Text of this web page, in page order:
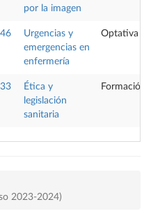
por la imagen
Urgencias y
emergencias en
enfermería
Optativa
Ética y
legislación
sanitaria
Formación
2023-2024)